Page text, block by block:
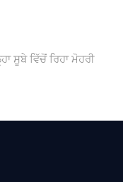
ਸੂਬੇ ਵਿੱਚੋਂ ਰਿਹਾ ਮੋਹਰੀ